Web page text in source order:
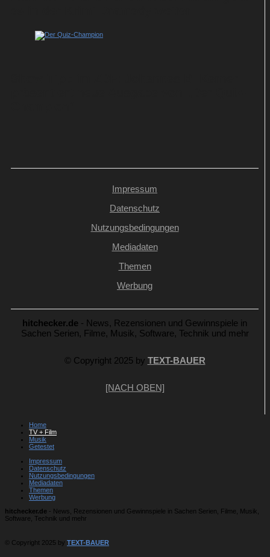
Impressum
Datenschutz
Nutzungsbedingungen
Mediadaten
Themen
Werbung
hitchecker.de - News, Rezensionen und Gewinnspiele in
Sachen Serien, Filme, Musik, Software, Technik und mehr
© Copyright 2025 by TEXT-BAUER
[NACH OBEN]
Home
TV + Film
Musik
Getestet
Impressum
Datenschutz
Nutzungsbedingungen
Mediadaten
Themen
Werbung
hitchecker.de - News, Rezensionen und Gewinnspiele in Sachen Serien, Filme, Musik,
Software, Technik und mehr
© Copyright 2025 by TEXT-BAUER